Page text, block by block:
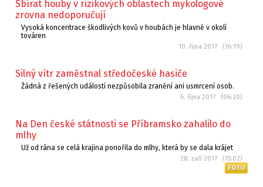
Sbírat houby v rizikových oblastech mykologové
zrovna nedoporučují
Vysoká koncentrace škodlivých kovů v houbách je hlavně v okolí
továren
10. října 2017 (16:19)
Silný vítr zaměstnal středočeské hasiče
Žádná z řešených událostí nezpůsobila zranění ani usmrcení osob.
6. října 2017 (06:20)
Na Den české státnosti se Příbramsko zahalilo do
mlhy
Už od rána se celá krajina ponořila do mlhy, která by se dala krájet
28. září 2017 (15:02)
FOTO